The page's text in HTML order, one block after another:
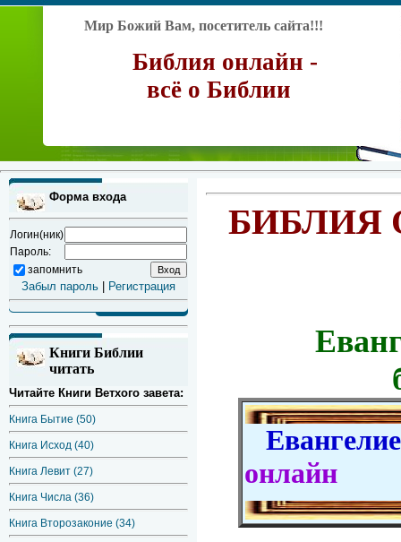
Мир Божий Вам, посетитель сайта!!!
Библия онлайн -
всё о Библии
Форма входа
Логин(ник)
Пароль:
запомнить
Забыл пароль Регистрация
Книги Библии
читать
Читайте Книги Ветхого завета:
Книга Бытие (50)
Книга Исход (40)
Книга Левит (27)
Книга Числа (36)
Книга Второзаконие (34)
БИБЛИЯ
онлайн